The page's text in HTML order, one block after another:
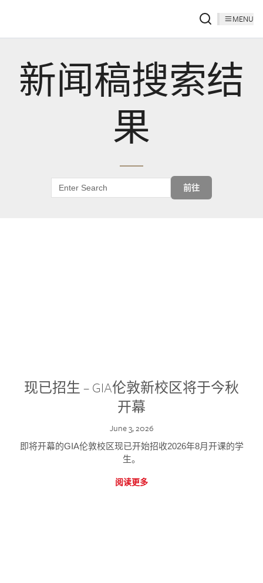
MENU
新闻稿搜索结
果
前往
现已招生 – GIA伦敦新校区将于今秋
开幕
June 3, 2026
即将开幕的GIA伦敦校区现已开始招收2026年8月开课的学
生。
阅读更多